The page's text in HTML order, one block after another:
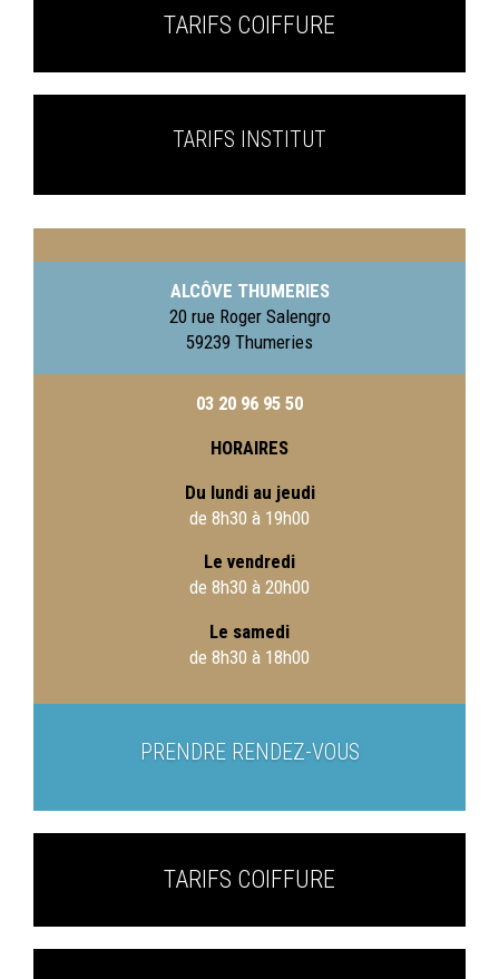
TARIFS COIFFURE
TARIFS INSTITUT
ALCÔVE THUMERIES
20 rue Roger Salengro
59239 Thumeries
03 20 96 95 50
HORAIRES
Du lundi au jeudi
de 8h30 à 19h00
Le vendredi
de 8h30 à 20h00
Le samedi
de 8h30 à 18h00
PRENDRE RENDEZ-VOUS
TARIFS COIFFURE